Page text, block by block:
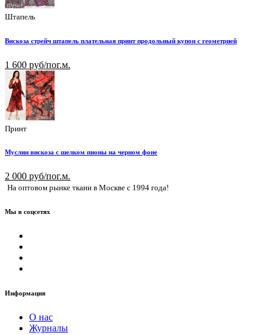
Штапель
Вискоза стрейч штапель плательная принт продольный купон с геометрией
1 600 руб/пог.м.
Принт
Муслин вискоза с шелком пионы на черном фоне
2 000 руб/пог.м.
На оптовом рынке ткани в Москве с 1994 года!
Мы в соцсетях
Информация
О нас
Журналы